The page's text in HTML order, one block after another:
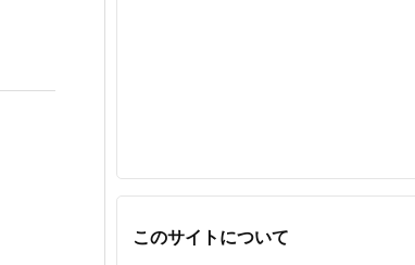
このサイトについて